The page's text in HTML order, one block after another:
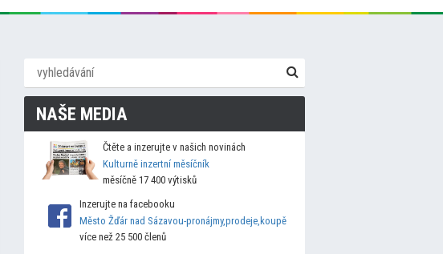
NAŠE MEDIA
Čtěte a inzerujte v našich novinách
Kulturně inzertní měsíčník
měsíčně 17 400 výtisků
Inzerujte na facebooku
Město Žďár nad Sázavou-pronájmy,prodeje,koupě
více než 25 500 členů